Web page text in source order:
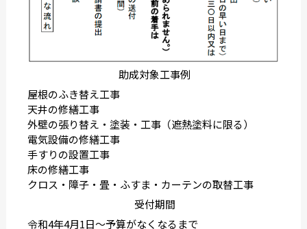
助成対象工事例
屋根のふき替え工事
天井の修繕工事
外壁の張り替え・塗装・工事（遮熱塗料に限る）
電気設備の修繕工事
手すりの設置工事
床の修繕工事
クロス・障子・畳・ふすま・カーテンの取替工事
受付期間
令和4年4月1日〜予算がなくなるまで